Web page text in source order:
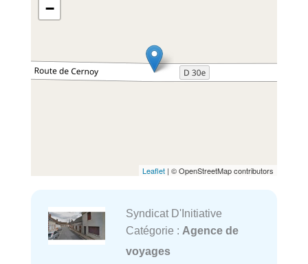
−
Leaflet | © OpenStreetMap contributors
Syndicat D'Initiative
Catégorie : Agence de
voyages